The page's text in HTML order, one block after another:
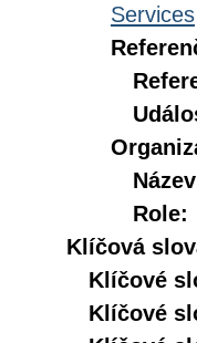
Services
Role:
Klíčová
Klíčové
Klíčové